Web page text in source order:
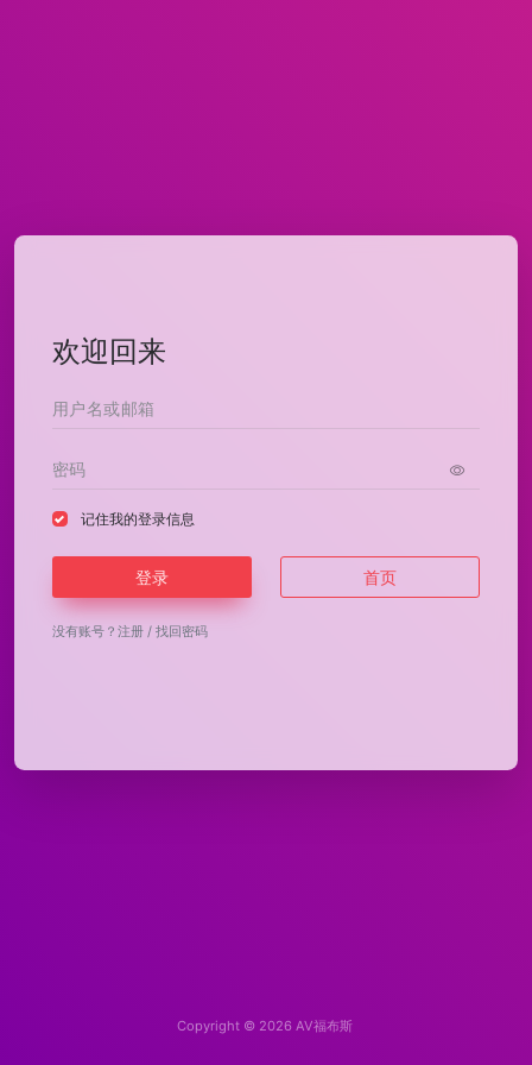
欢迎回来
记住我的登录信息
登录 首页
没有账号？ 注册 / 找回密码
Copyright © 2026 AV福布斯